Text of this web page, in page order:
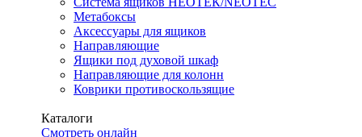
Метабоксы
Аксессуары для ящиков
Направляющие
Ящики под духовой шкаф
Направляющие для колонн
Коврики противоскользящие
Каталоги
Смотреть онлайн